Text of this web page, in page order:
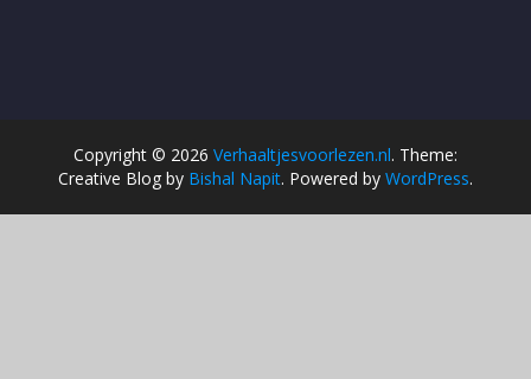
Copyright © 2026 Verhaaltjesvoorlezen.nl. Theme:
Creative Blog by Bishal Napit. Powered by WordPress.